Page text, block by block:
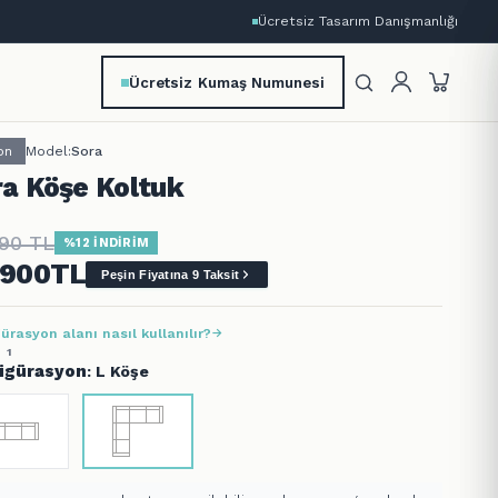
Ücretsiz Tasarım Danışmanlığı
Ücretsiz Kumaş Numunesi
Model:Sora
Köşe Koltuk
TL %12 İNDİRİM
TL Peşin Fiyatına 9 Taksit
alanı nasıl kullanılır?
1
: L Köşe